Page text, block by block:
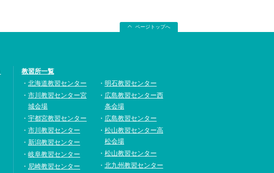
ページトップへ
教習所一覧
北海道教習センター
市川教習センター宮
城会場
宇都宮教習センター
市川教習センター
新潟教習センター
岐阜教習センター
尼崎教習センター
明石教習センター
広島教習センター西
条会場
広島教習センター
松山教習センター高
松会場
松山教習センター
北九州教習センター